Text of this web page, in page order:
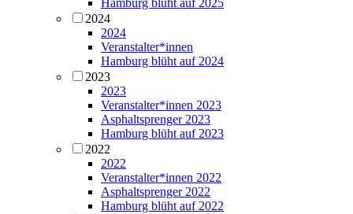
Hamburg blüht auf 2025
2024
2024
Veranstalter*innen
Hamburg blüht auf 2024
2023
2023
Veranstalter*innen 2023
Asphaltsprenger 2023
Hamburg blüht auf 2023
2022
2022
Veranstalter*innen 2022
Asphaltsprenger 2022
Hamburg blüht auf 2022